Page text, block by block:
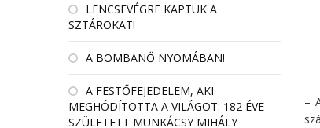
LENCSEVÉGRE KAPTUK A
SZTÁROKAT!
A BOMBANŐ NYOMÁBAN!
A FESTŐFEJEDELEM, AKI
MEGHÓDÍTOTTA A VILÁGOT: 182 ÉVE
SZÜLETETT MUNKÁCSY MIHÁLY
–